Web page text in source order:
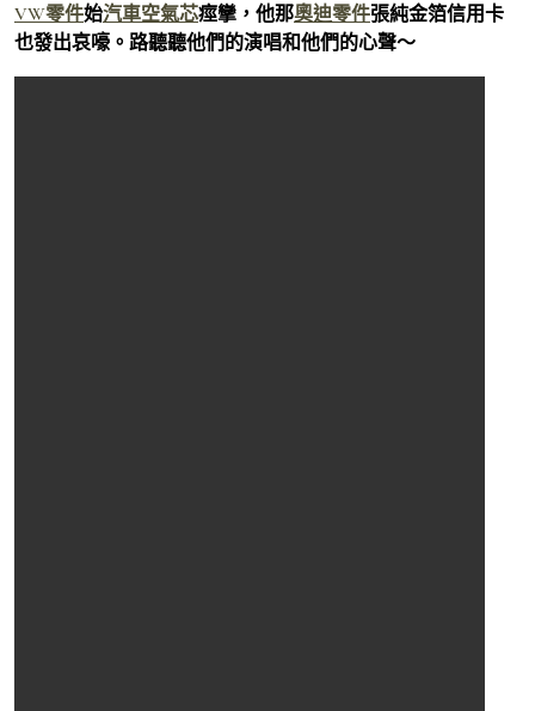
VW零件始汽車空氣芯痙攣，他那奧迪零件張純金箔信用卡
也發出哀嚎。路聽聽他們的演唱和他們的心聲～